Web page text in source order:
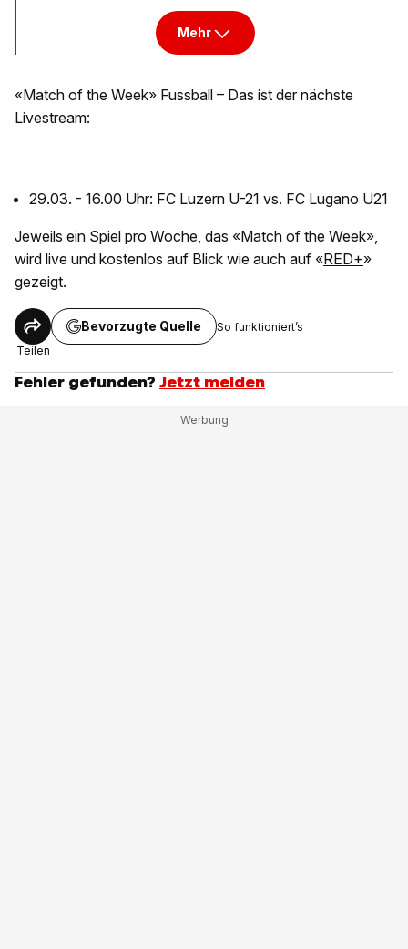
Mehr
«Match of the Week» Fussball – Das ist der nächste
Livestream:
29.03. - 16.00 Uhr: FC Luzern U-21 vs. FC Lugano U21
Jeweils ein Spiel pro Woche, das «Match of the Week»,
wird live und kostenlos auf Blick wie auch auf «RED+»
gezeigt.
Teilen
Bevorzugte Quelle So funktioniert’s
Fehler gefunden? Jetzt melden